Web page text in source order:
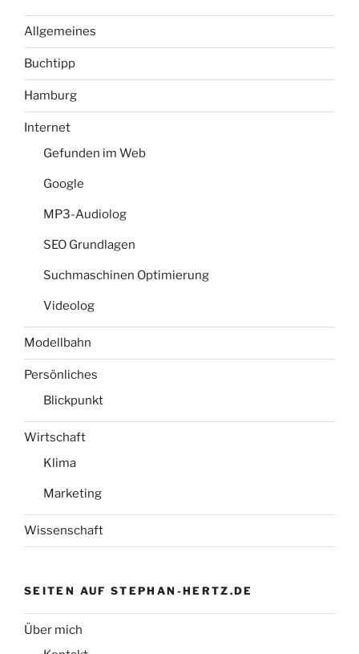
Allgemeines
Buchtipp
Hamburg
Internet
Gefunden im Web
Google
MP3-Audiolog
SEO Grundlagen
Suchmaschinen Optimierung
Videolog
Modellbahn
Persönliches
Blickpunkt
Wirtschaft
Klima
Marketing
Wissenschaft
SEITEN AUF STEPHAN-HERTZ.DE
Über mich